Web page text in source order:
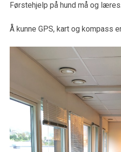
Førstehjelp på hund må og læres.
Å kunne GPS, kart og kompass